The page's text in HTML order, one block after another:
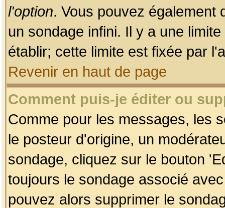
l'option. Vous pouvez également
un sondage infini. Il y a une
établir; cette limite est fixée par
Revenir en haut de page
Comment puis-je éditer ou
Comme pour les messages, les
le posteur d'origine, un
sondage, cliquez sur le bouton
toujours le sondage associé
pouvez alors supprimer le